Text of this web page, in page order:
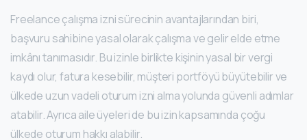
Freelance çalışma izni sürecinin avantajlarından biri,
başvuru sahibine yasal olarak çalışma ve gelir elde etme
imkânı tanımasıdır. Bu izinle birlikte kişinin yasal bir vergi
kaydı olur, fatura kesebilir, müşteri portföyü büyütebilir ve
ülkede uzun vadeli oturum izni alma yolunda güvenli adımlar
atabilir. Ayrıca aile üyeleri de bu izin kapsamında çoğu
ülkede oturum hakkı alabilir.